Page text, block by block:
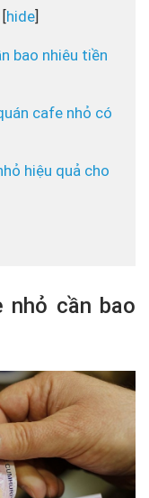
[hide]
bao nhiêu tiền
cafe nhỏ có
hiệu quả cho
nhỏ cần bao